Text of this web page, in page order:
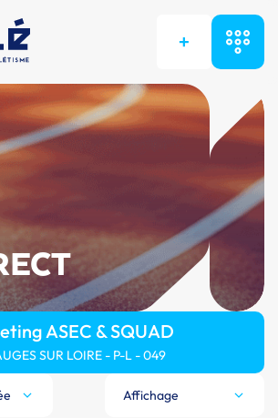
+
ASEC & SQUAD
SUR LOIRE - P-L - 049
Affichage